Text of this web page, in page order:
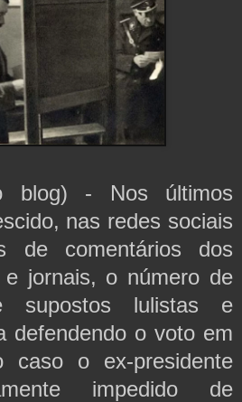
blog) - Nos últimos
nas redes sociais
de comentários dos
e jornais, o número de
supostos lulistas e
defendendo o voto em
caso o ex-presidente
impedido de